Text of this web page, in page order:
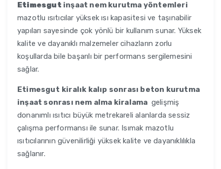
Etimesgut inşaat nem kurutma yöntemleri
mazotlu ısıtıcılar yüksek ısı kapasitesi ve taşınabilir
yapıları sayesinde çok yönlü bir kullanım sunar. Yüksek
kalite ve dayanıklı malzemeler cihazların zorlu
koşullarda bile başarılı bir performans sergilemesini
sağlar.
Etimesgut kiralık kalıp sonrası beton kurutma
inşaat sonrası nem alma kiralama gelişmiş
donanımlı ısıtıcı büyük metrekareli alanlarda sessiz
çalışma performansı ile sunar. Isımak mazotlu
ısıtıcılarının güvenilirliği yüksek kalite ve dayanıklılıkla
sağlanır.